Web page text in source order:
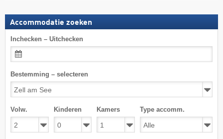
Accommodatie zoeken
Inchecken – Uitchecken
Bestemming – selecteren
Volw. Kinderen Kamers Type accomm.